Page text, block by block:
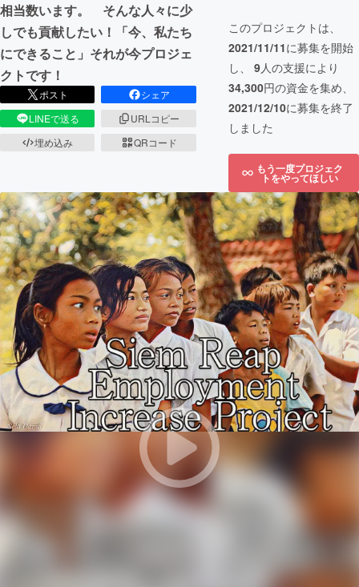
相当数います。 そんな人々に少
しでも貢献したい！「今、私たち
にできること」それが今プロジェ
クトです！
ポスト
シェア
LINEで送る
URLコピー
埋め込み
QRコード
このプロジェクトは、
2021/11/11に募集を開始
し、 9人の支援により
34,300円の資金を集め、
2021/12/10に募集を終了
しました
もう一度プロジェク
トをやってほしい